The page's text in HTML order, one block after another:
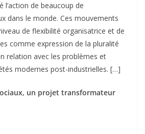
l’action de beaucoup de
dans le monde. Ces mouvements
de flexibilité organisatrice et de
comme expression de la pluralité
relation avec les problèmes et
modernes post-industrielles. […]
un projet transformateur